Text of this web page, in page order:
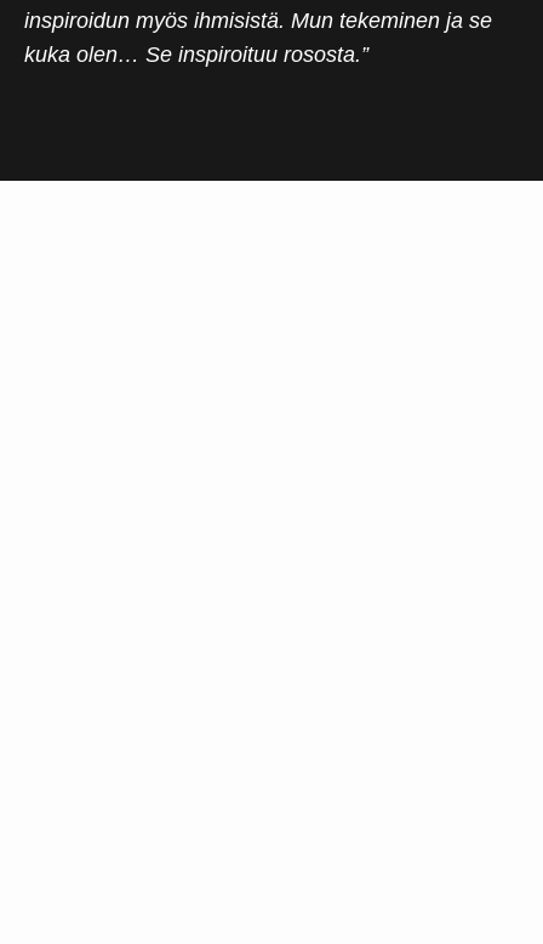
inspiroidun myös ihmisistä. Mun tekeminen ja se
kuka olen… Se inspiroituu rososta.”